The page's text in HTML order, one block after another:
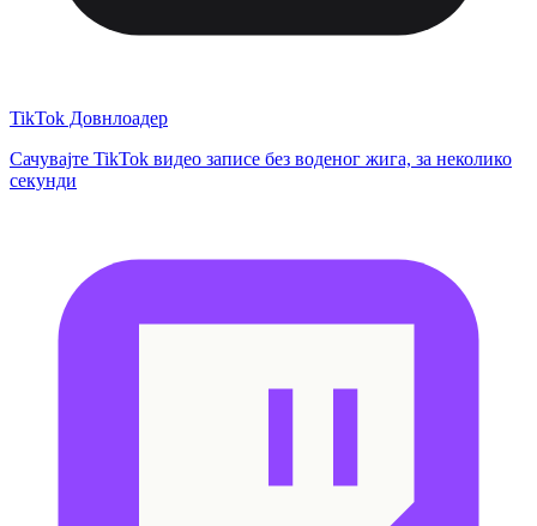
TikTok Довнлоадер
Сачувајте TikTok видео записе без воденог жига, за неколико
секунди